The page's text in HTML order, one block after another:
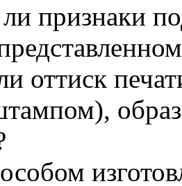
признаки
оттиск